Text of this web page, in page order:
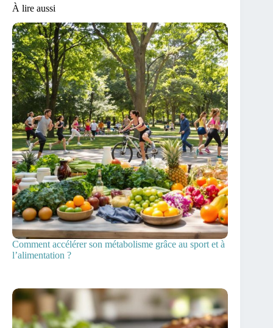
À lire aussi
Comment accélérer son métabolisme grâce au sport et à
l’alimentation ?